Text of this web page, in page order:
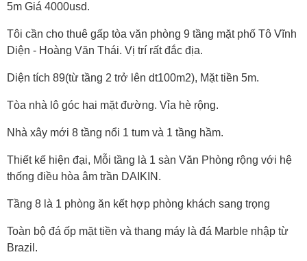
5m Giá 4000usd.
Tôi cần cho thuê gấp tòa văn phòng 9 tầng mặt phố Tô Vĩnh
Diện - Hoàng Văn Thái. Vị trí rất đắc địa.
Diện tích 89(từ tầng 2 trở lên dt100m2), Mặt tiền 5m.
Tòa nhà lô góc hai mặt đường. Vỉa hè rộng.
Nhà xây mới 8 tầng nổi 1 tum và 1 tầng hầm.
Thiết kế hiện đại, Mỗi tầng là 1 sàn Văn Phòng rộng với hệ
thống điều hòa âm trần DAIKIN.
Tầng 8 là 1 phòng ăn kết hợp phòng khách sang trọng
Toàn bộ đá ốp mặt tiền và thang máy là đá Marble nhập từ
Brazil.